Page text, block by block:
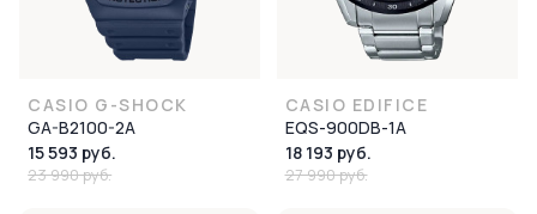
CASIO G-SHOCK
GA-B2100-2A
15 593 руб.
23 990 руб.
CASIO EDIFICE
EQS-900DB-1A
18 193 руб.
27 990 руб.